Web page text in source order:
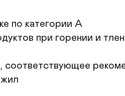
по категории А
при горении и
соответствующее